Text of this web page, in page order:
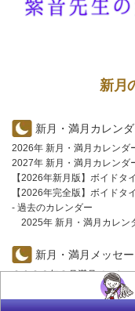
新月
新月・満月カレン
2026年 新月・満月カレンダ
2027年 新月・満月カレンダ
【2026年新月版】ボイドタ
【2026年完全版】ボイドタ
- 過去のカレンダー
2025年 新月・満月カレン
新月・満月メッセ
２０２６年８月満月メッセ
２０２６年８月新月メッセ
２０２６年７月満月メッセ